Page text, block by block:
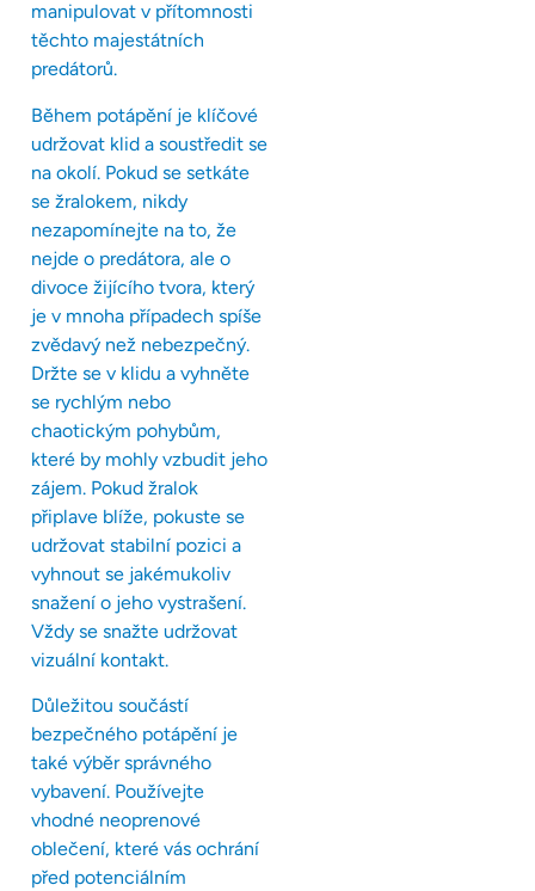
manipulovat v přítomnosti
těchto majestátních
predátorů.
Během potápění je klíčové
udržovat klid a soustředit se
na okolí. Pokud se setkáte
se žralokem, nikdy
nezapomínejte na to, že
nejde o predátora, ale o
divoce žijícího tvora, který
je v mnoha případech spíše
zvědavý než nebezpečný.
Držte se v klidu a vyhněte
se rychlým nebo
chaotickým pohybům,
které by mohly vzbudit jeho
zájem. Pokud žralok
připlave blíže, pokuste se
udržovat stabilní pozici a
vyhnout se jakémukoliv
snažení o jeho vystrašení.
Vždy se snažte udržovat
vizuální kontakt.
Důležitou součástí
bezpečného potápění je
také výběr správného
vybavení. Používejte
vhodné neoprenové
oblečení, které vás ochrání
před potenciálním